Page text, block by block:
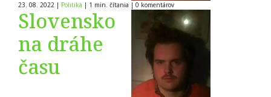
23. 08. 2022 | Politika | 1 min. čítania | 0 komentárov
Slovensko
na dráhe
času